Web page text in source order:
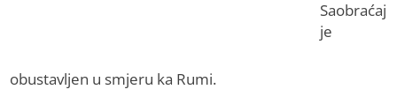
Saobraćaj
je
obustavljen u smjeru ka Rumi.